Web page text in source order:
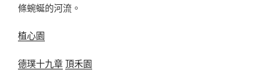
條蜿蜒的河流。
植心園
德璞十九章頂禾園